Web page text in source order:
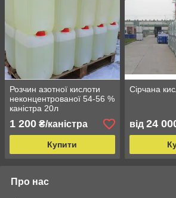
Розчин азотної кислоти
неконцентрованої 54-56 %
каністра 20л
1 200 ₴/каністра
Купити
Сірчана
від 24
Про нас